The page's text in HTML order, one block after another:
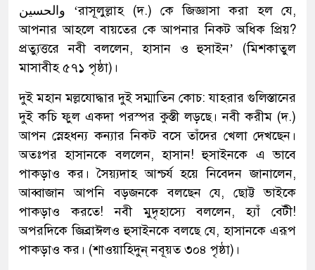
والحسين ‘রাসূলুল্লাহ (দ.) কে জিজ্ঞাসা করা হল যে,
আপনার আহলে বায়তের কে আপনার নিকট অধিক প্রিয়?
প্রত্যুত্তরে নবী বললেন, হাসান ও হুসাইন’ (মিশকাতুল
মাসাবীহ ৫৭১ পৃষ্ঠা)।
দুই মহান মল্লযোদ্ধার দুই সম্মাতিন কোচ: যাহরার গুলিস্তানের
দুই কচি ফুল একদা পরস্পর কুস্তী লড়ছে। নবী করীম (দ.)
আপন স্নেহধন্য কন্যার নিকট বসে তাঁদের খেলা দেখছেন।
অতঃপর হাসানকে বললেন, হাসান! হুসাইনকে এ ভাবে
পাকড়াও কর। সৈয়্যদাহ আশ্চর্য হয়ে নিবেদন জানালেন,
আব্বাজান আপনি বড়জনকে বলছেন যে, ছোট্ট ভাইকে
পাকড়াও করতে! নবী মুদৃহাস্যে বললেন, হ্যাঁ বেটী!
অপরদিকে জিব্রাঈলও হুসাইনকে বলছে যে, হাসানকে এরূপ
পাকড়াও কর। (শাওয়াহিদুন্ নবূয়ত ৩০৪ পৃষ্ঠা)।